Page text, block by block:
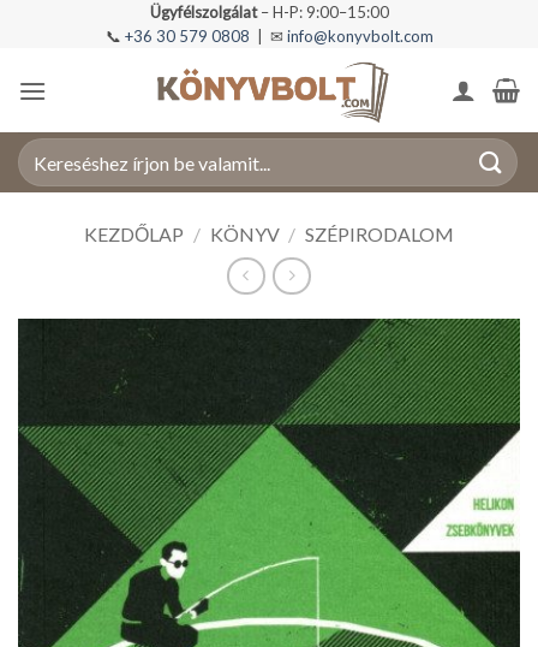
Ügyfélszolgálat– H-P: 9:00–15:00
📞 +36 30 579 0808 | ✉ info@konyvbolt.com
Keresés
a
KEZDŐLAP / KÖNYV / SZÉPIRODALOM